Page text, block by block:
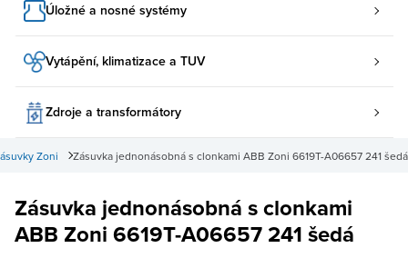
Úložné a nosné systémy
Vytápění, klimatizace a TUV
Zdroje a transformátory
Zásuvka jednonásobná s clonkami ABB Zoni 6619T-A06657 241 šedá
Zoni
Zásuvka jednonásobná s clonkami
ABB Zoni 6619T-A06657 241 šedá